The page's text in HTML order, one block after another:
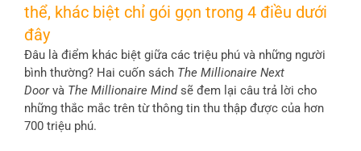
thể, khác biệt chỉ gói gọn trong 4 điều dưới
đây
Đâu là điểm khác biệt giữa các triệu phú và những người
bình thường? Hai cuốn sách The Millionaire Next
Doorvà The Millionaire Mindsẽ đem lại câu trả lời cho
những thắc mắc trên từ thông tin thu thập được của hơn
700 triệu phú.